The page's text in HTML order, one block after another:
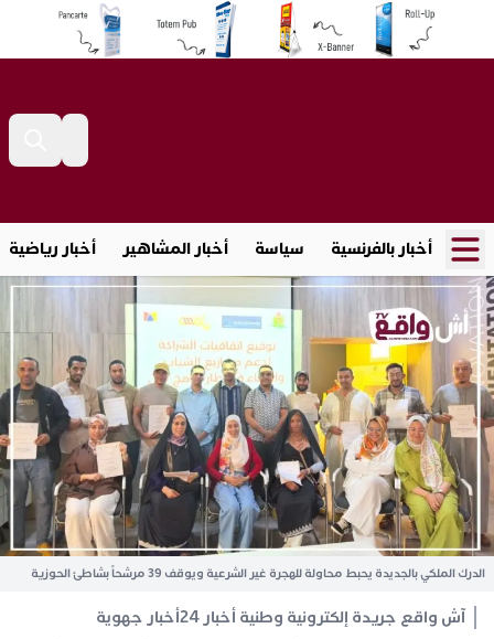
أخبار بالفرنسية سياسة أخبار المشاهير أخبار رياضية
آش واقع جريدة إلكترونية وطنية أخبار 24 أخبار جهوية
الدرك الملكي بالجديدة يحبط محاولة للهجرة غير الشرعية ويوقف 39 مرشحاً بشاطئ الحوزية